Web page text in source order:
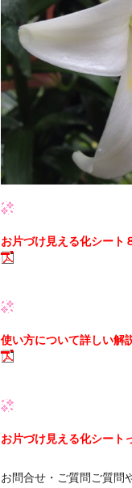
お片づけ見える化シート
使い方について詳しい解
お片づけ見える化シート
お問合せ・ご質問ご質問